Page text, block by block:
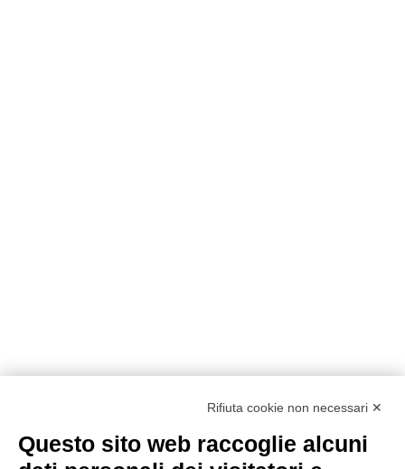
Rifiuta cookie non necessari ✕
Questo sito web raccoglie alcuni